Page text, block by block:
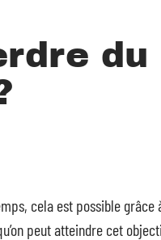
du
cela est possible
peut atteindre cet